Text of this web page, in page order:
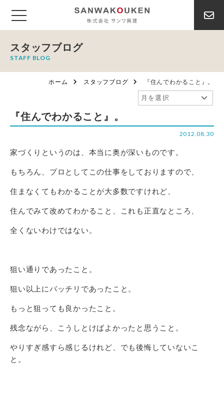
スタッフブログ
STAFF BLOG
ホーム スタッフブログ 『住んでわかること』。
『住んでわかること』。
2012.08.30
家づくりというのは、本当に奥が深いものです。
もちろん、プロとしてこの仕事をしておりますので、
住まなくてもわかることが大多数ですけれど、
住んでみて改めてわかること、これも正直なところ、
全くないわけではない。
狙い通りであったこと。
狙い以上にバッチリであったこと。
もっと狙っても良かったこと。
残念ながら、こうしとけばよかったと思うこと。
やりすぎ感すら感じるけれど、でも後悔していないこ
と。